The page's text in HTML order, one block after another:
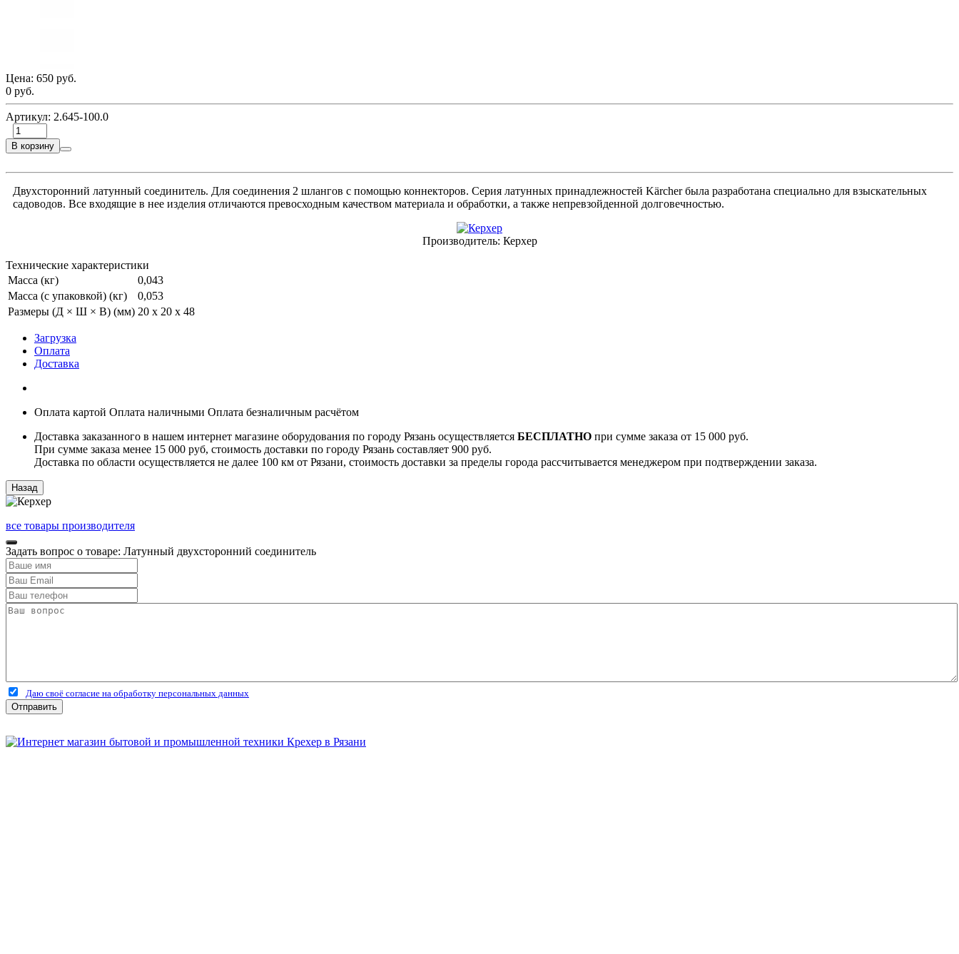
Цена: 650 руб.
0 руб.
Артикул: 2.645-100.0
В корзину
Двухсторонний латунный соединитель. Для соединения 2 шлангов с помощью коннекторов. Серия латунных принадлежностей Kärcher была разработана специально для взыскательных
садоводов. Все входящие в нее изделия отличаются превосходным качеством материала и обработки, а также непревзойденной долговечностью.
Производитель: Керхер
Технические характеристики
Масса (кг)
0,043
Масса (с упаковкой) (кг)
0,053
Размеры (Д × Ш × В) (мм) 20 x 20 x 48
Загрузка
Оплата
Доставка
Оплата картой Оплата наличными Оплата безналичным расчётом
Доставка заказанного в нашем интернет магазине оборудования по городу Рязань осуществляется БЕСПЛАТНО при сумме заказа от 15 000 руб.
При сумме заказа менее 15 000 руб, стоимость доставки по городу Рязань составляет 900 руб.
Доставка по области осуществляется не далее 100 км от Рязани, стоимость доставки за пределы города рассчитывается менеджером при подтверждении заказа.
все товары производителя
Задать вопрос о товаре: Латунный двухсторонний соединитель
Даю своё согласие на обработку персональных данных
Отправить